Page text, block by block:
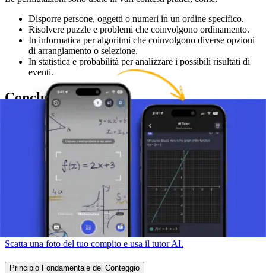
Disporre persone, oggetti o numeri in un ordine specifico.
Risolvere puzzle e problemi che coinvolgono ordinamento.
In informatica per algoritmi che coinvolgono diverse opzioni
di arrangiamento o selezione.
In statistica e probabilità per analizzare i possibili risultati di
eventi.
Conclusione
Le permutazioni sono un concetto fondamentale nella combinatoria
che consente a matematici e scienziati di calcolare accuratamente il
numero di possibili arrangiamenti. Comprendere questo concetto è
importante per studenti e professionisti in matematica, informatica,
statistica e altre discipline correlate. Queste tecniche sono
fondamentali per risolvere problemi complessi in molte applicazioni
scientifiche e pratiche, dallo sviluppo di algoritmi software alla
comprensione di complessi schemi biologici.
Scatta una foto del tuo compito e usa il tutor AI.
Principio Fondamentale del Conteggio